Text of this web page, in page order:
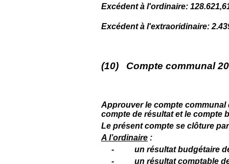
Excédent à l'ordinaire:
Excédent à l'extraoridinaire:
(10) Compte communal
Approuver le compte communal
compte de résultat et le compte
Le présent compte se clôture
A l’ordinaire :
-
un résultat budgétaire
-
un résultat comptable